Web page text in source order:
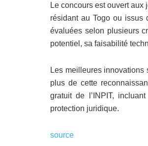
Le concours est ouvert
résidant au Togo ou issus
évaluées selon plusieurs
potentiel, sa faisabilité
Les meilleures innovations
plus de cette
gratuit de l’INPIT,
protection juridique.
source